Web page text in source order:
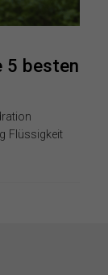
5 besten
Flüssigkeit